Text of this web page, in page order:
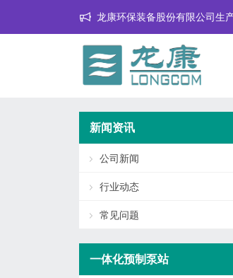
龙康环保装备股份有限公司生
新闻资讯
公司新闻
行业动态
常见问题
一体化预制泵站